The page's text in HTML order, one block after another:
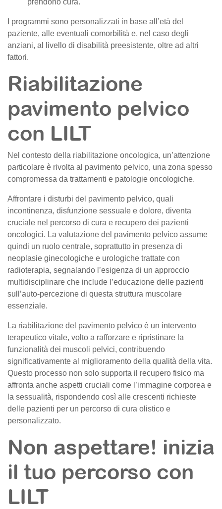
prendono cura.
I programmi sono personalizzati in base all’età del
paziente, alle eventuali comorbilità e, nel caso degli
anziani, al livello di disabilità preesistente, oltre ad altri
fattori.
Riabilitazione
pavimento pelvico
con LILT
Nel contesto della riabilitazione oncologica, un’attenzione
particolare è rivolta al pavimento pelvico, una zona spesso
compromessa da trattamenti e patologie oncologiche.
Affrontare i disturbi del pavimento pelvico, quali
incontinenza, disfunzione sessuale e dolore, diventa
cruciale nel percorso di cura e recupero dei pazienti
oncologici. La valutazione del pavimento pelvico assume
quindi un ruolo centrale, soprattutto in presenza di
neoplasie ginecologiche e urologiche trattate con
radioterapia, segnalando l’esigenza di un approccio
multidisciplinare che include l’educazione delle pazienti
sull’auto-percezione di questa struttura muscolare
essenziale.
La riabilitazione del pavimento pelvico è un intervento
terapeutico vitale, volto a rafforzare e ripristinare la
funzionalità dei muscoli pelvici, contribuendo
significativamente al miglioramento della qualità della vita.
Questo processo non solo supporta il recupero fisico ma
affronta anche aspetti cruciali come l’immagine corporea e
la sessualità, rispondendo così alle crescenti richieste
delle pazienti per un percorso di cura olistico e
personalizzato.
Non aspettare! inizia
il tuo percorso con
LILT